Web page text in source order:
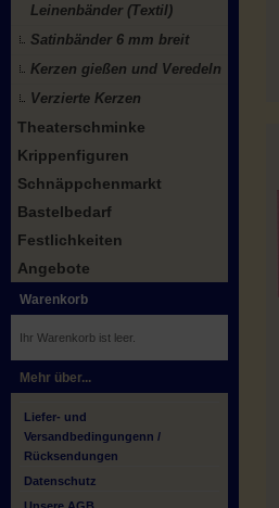
Leinenbänder (Textil)
Satinbänder 6 mm breit
Kerzen gießen und Veredeln
Verzierte Kerzen
Theaterschminke
Krippenfiguren
Schnäppchenmarkt
Bastelbedarf
Festlichkeiten
Angebote
Warenkorb
Ihr Warenkorb ist leer.
Mehr über...
Liefer- und
Versandbedingungenn /
Rücksendungen
Datenschutz